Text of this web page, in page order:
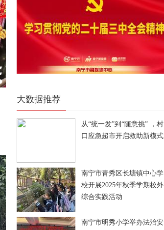
大数据推荐
从“统一发”到“随意挑” ，村
口应急超市开启救助新模式
南宁市青秀区长塘镇中心学
校开展2025年秋季学期校外
综合实践活动
南宁市明秀小学举办法治安